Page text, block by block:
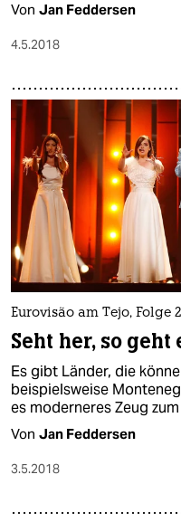
Von Jan Feddersen
4.5.2018
Eurovisão am Tejo, Folge 2
Seht her, so geht
Es gibt Länder, die
beispielsweise
es moderneres Zeug
Von Jan Feddersen
3.5.2018